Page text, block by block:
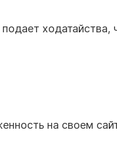
ходатайства,
на своем